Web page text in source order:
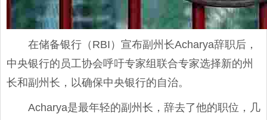
在储备银行（RBI）宣布副州长Acharya辞职后，
中央银行的员工协会呼吁专家组联合专家选择新的州
长和副州长，以确保中央银行的自治。
Acharya是最年轻的副州长，辞去了他的职位，几